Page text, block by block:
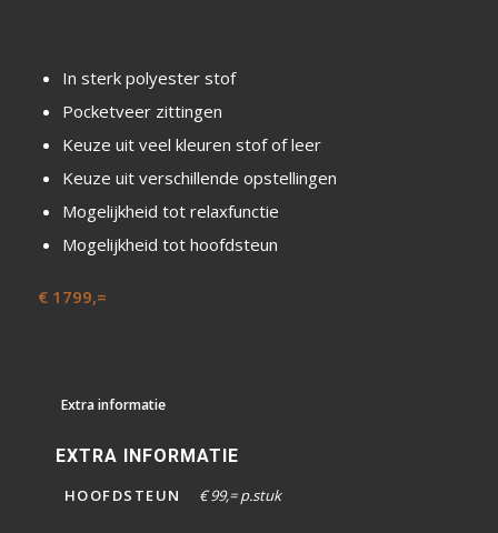
In sterk polyester stof
Pocketveer zittingen
Keuze uit veel kleuren stof of leer
Keuze uit verschillende opstellingen
Mogelijkheid tot relaxfunctie
Mogelijkheid tot hoofdsteun
€ 1799,=
Extra informatie
EXTRA INFORMATIE
HOOFDSTEUN € 99,= p.stuk